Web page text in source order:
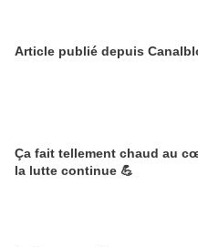
Article publié depuis
Ça fait tellement chaud au
la lutte continue 💪